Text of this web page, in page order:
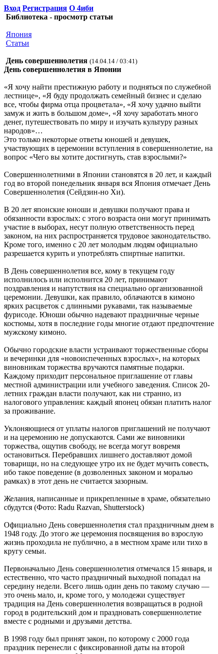
Вход Регистрация О 4иби
Библиотека - просмотр статьи
Япония
Статьи
День совершеннолетия (14.04.14 / 03:41)
День совершеннолетия в Японии
«Я хочу найти престижную работу и подняться по служебной
лестнице», «Я буду продолжать семейный бизнес и сделаю
все, чтобы фирма отца процветала», «Я хочу удачно выйти
замуж и жить в большом доме», «Я хочу заработать много
денег, путешествовать по миру и изучать культуру разных
народов»…
Это только некоторые ответы юношей и девушек,
участвующих в церемонии вступления в совершеннолетие, на
вопрос «Чего вы хотите достигнуть, став взрослыми?»
Совершеннолетними в Японии становятся в 20 лет, и каждый
год во второй понедельник января вся Япония отмечает День
Совершеннолетия (Сейдзин-но Хи).
В 20 лет японские юноши и девушки получают права и
обязанности взрослых: с этого возраста они могут принимать
участие в выборах, несут полную ответственность перед
законом, на них распространяется трудовое законодательство.
Кроме того, именно с 20 лет молодым людям официально
разрешается курить и употреблять спиртные напитки.
В День совершеннолетия все, кому в текущем году
исполнилось или исполнится 20 лет, принимают
поздравления и напутствия на специально организованной
церемонии. Девушки, как правило, облачаются в кимоно
ярких расцветок с длинными рукавами, так называемые
фурисоде. Юноши обычно надевают праздничные черные
костюмы, хотя в последние годы многие отдают предпочтение
мужскому кимоно.
Обычно городские власти устраивают торжественные сборы
и вечеринки для «новоиспеченных взрослых», на которых
виновникам торжества вручаются памятные подарки.
Каждому приходит персональное приглашение от главы
местной администрации или учебного заведения. Список 20-
летних граждан власти получают, как ни странно, из
налогового управления: каждый японец обязан платить налог
за проживание.
Уклоняющиеся от уплаты налогов приглашений не получают
и на церемонию не допускаются. Сами же виновники
торжества, ощутив свободу, не всегда могут вовремя
остановиться. Перебравших лишнего доставляют домой
товарищи, но на следующее утро их не будет мучить совесть,
ибо такое поведение (в дозволенных законом и моралью
рамках) в этот день не считается зазорным.
Желания, написанные и прикрепленные в храме, обязательно
сбудутся (Фото: Radu Razvan, Shutterstock)
Официально День совершеннолетия стал праздничным днем в
1948 году. До этого же церемония посвящения во взрослую
жизнь проходила не публично, а в местном храме или тихо в
кругу семьи.
Первоначально День совершеннолетия отмечался 15 января, и
естественно, что часто праздничный выходной попадал на
середину недели. Всего лишь один день по такому случаю —
это очень мало, и, кроме того, у молодежи существует
традиция на День совершеннолетия возвращаться в родной
город в родительский дом и праздновать совершеннолетие
вместе с родными и друзьями детства.
В 1998 году был принят закон, по которому с 2000 года
праздник перенесли с фиксированной даты на второй